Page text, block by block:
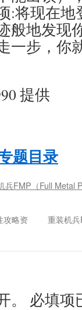
:将现在
般地发现
一步，你
提供
题目录
兵FMP（Full Metal
攻略资
重装机
必填项